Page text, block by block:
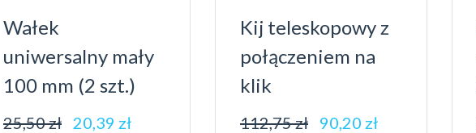
Wałek
uniwersalny mały
100 mm (2 szt.)
25,50zł 20,39 zł
Kij teleskopowy z
połączeniem na
klik
112,75zł 90,20 zł